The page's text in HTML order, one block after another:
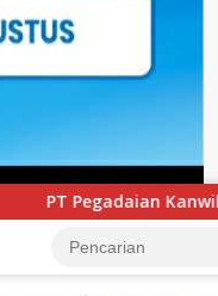
Maluku